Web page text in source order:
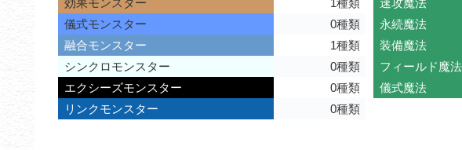
儀式モンスター
0種類
融合モンスター
1種類
シンクロモンスター
0種類
エクシーズモンスター
0種類
リンクモンスター
0種類
永続魔法
装備魔法
フィールド魔法
儀式魔法